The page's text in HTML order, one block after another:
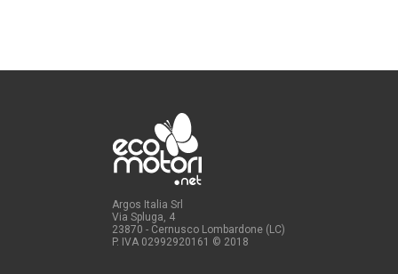
Argos Italia Srl
Via Spluga, 4
23870 - Cernusco Lombardone (LC)
P. IVA 02992920161 © 2018